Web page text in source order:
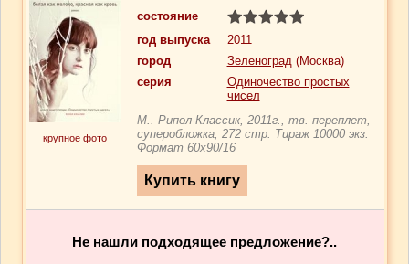
крупное фото
состояние
год выпуска
2011
город
Зеленоград(Москва)
серия
Одиночество простых
чисел
М.. Рипол-Классик, 2011г., тв. переплет,
суперобложка, 272 стр. Тираж 10000 экз.
Формат 60х90/16
Не нашли подходящее предложение?..